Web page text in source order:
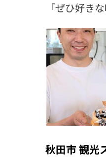
「ぜひ好き
秋田市 観光